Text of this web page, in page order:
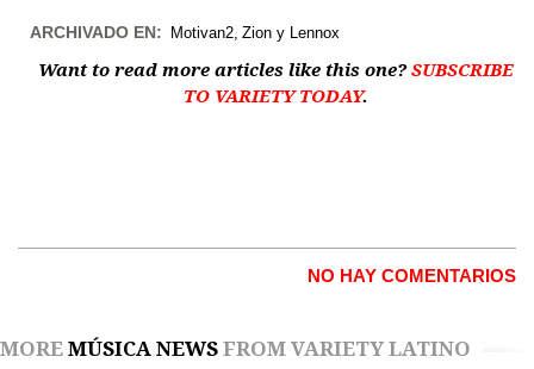
ARCHIVADO EN: Motivan2 Zion y Lennox
Want to read more articles like this one?SUBSCRIBE
TO VARIETY TODAY.
NO HAY COMENTARIOS
MORE MÚSICA NEWS FROM VARIETY LATINO